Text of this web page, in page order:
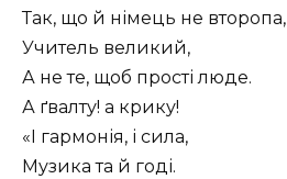
Так, що й німець не второпа,
Учитель великий,
А не те, щоб прості люде.
А ґвалту! а крику!
«І гармонія, і сила,
Музика та й годі.